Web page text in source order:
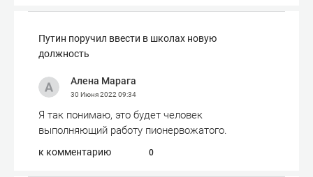
Путин поручил ввести в школах новую
должность
Алена Марага
30 Июня 2022 09:34
Я так понимаю, это будет человек
выполняющий работу пионервожатого.
к комментарию 0